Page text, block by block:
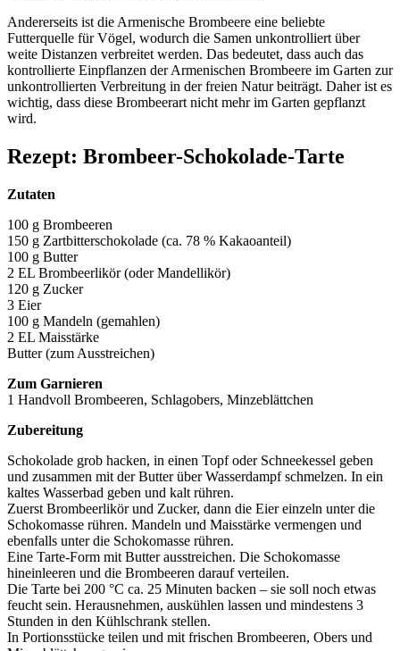
Andererseits ist die Armenische Brombeere eine beliebte
Futterquelle für Vögel, wodurch die Samen unkontrolliert über
weite Distanzen verbreitet werden. Das bedeutet, dass auch das
kontrollierte Einpflanzen der Armenischen Brombeere im Garten zur
unkontrollierten Verbreitung in der freien Natur beiträgt. Daher ist es
wichtig, dass diese Brombeerart nicht mehr im Garten gepflanzt
wird.
Rezept: Brombeer-Schokolade-Tarte
Zutaten
100 g Brombeeren
150 g Zartbitterschokolade (ca. 78 % Kakaoanteil)
100 g Butter
2 EL Brombeerlikör (oder Mandellikör)
120 g Zucker
3 Eier
100 g Mandeln (gemahlen)
2 EL Maisstärke
Butter (zum Ausstreichen)
Zum Garnieren
1 Handvoll Brombeeren, Schlagobers, Minzeblättchen
Zubereitung
Schokolade grob hacken, in einen Topf oder Schneekessel geben
und zusammen mit der Butter über Wasserdampf schmelzen. In ein
kaltes Wasserbad geben und kalt rühren.
Zuerst Brombeerlikör und Zucker, dann die Eier einzeln unter die
Schokomasse rühren. Mandeln und Maisstärke vermengen und
ebenfalls unter die Schokomasse rühren.
Eine Tarte-Form mit Butter ausstreichen. Die Schokomasse
hineinleeren und die Brombeeren darauf verteilen.
Die Tarte bei 200 °C ca. 25 Minuten backen – sie soll noch etwas
feucht sein. Herausnehmen, auskühlen lassen und mindestens 3
Stunden in den Kühlschrank stellen.
In Portionsstücke teilen und mit frischen Brombeeren, Obers und